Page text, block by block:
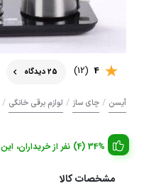
4
(12) 25 دیدگاه
آیسن / چای ساز / لوازم برقی خانگی /
34% (4) نفر از خریداران، این کالا را پیشنهاد کرده اند
مشخصات کالا